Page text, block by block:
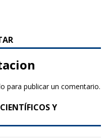
para publicar un comentario.
Y